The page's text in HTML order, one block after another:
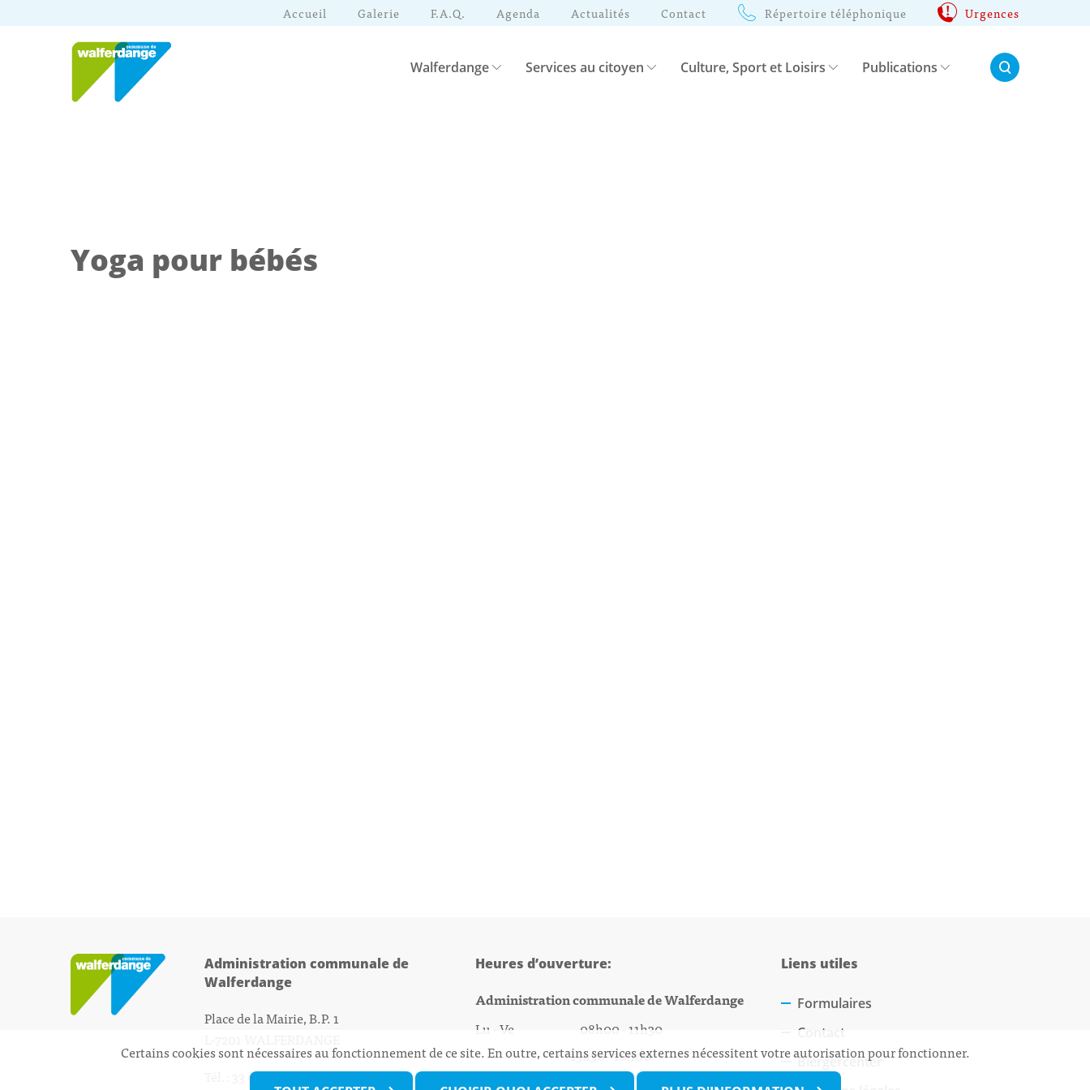
Accueil Galerie F.A.Q. Agenda Actualités Contact Répertoire téléphonique Urgences
Walferdange Services au citoyen Culture, Sport et Loisirs Publications Rechercher:
Yoga pour bébés
Administration communale de
Walferdange
Place de la Mairie, B.P. 1
Tél.: 33 01 44 - 1secretariat@walfer.lu
Heures d’ouverture:
Administration communale de Walferdange
Lu - Ve 08h00 - 11h30
13h30 - 16h00
Biergercenter
Liens utiles
Formulaires
Contact
Biergercenter
Certains cookies sont nécessaires au fonctionnement de ce site. En outre, certains services externes nécessitent votre autorisation pour fonctionner.